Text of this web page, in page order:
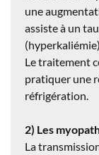
une
assiste à un
Le traitement
pratiquer une
réfrigération.
2) Les
La